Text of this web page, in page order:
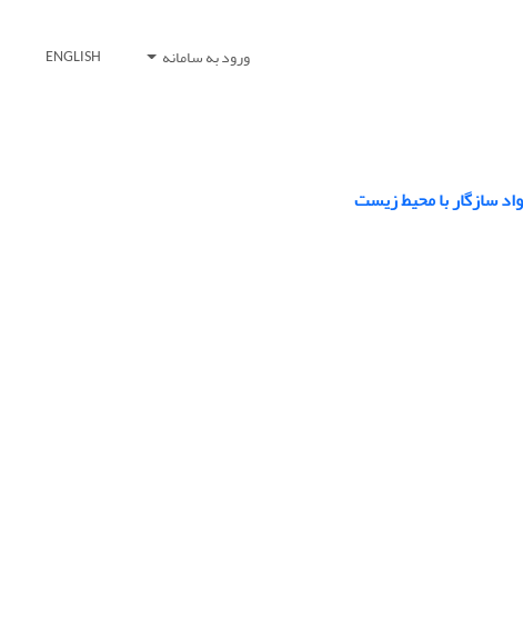
ورود به سامانه ENGLISH
سازگار با محیط زیست